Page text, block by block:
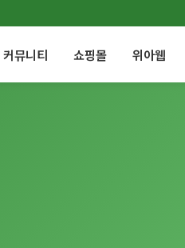
커뮤니티 쇼핑몰 위아웹